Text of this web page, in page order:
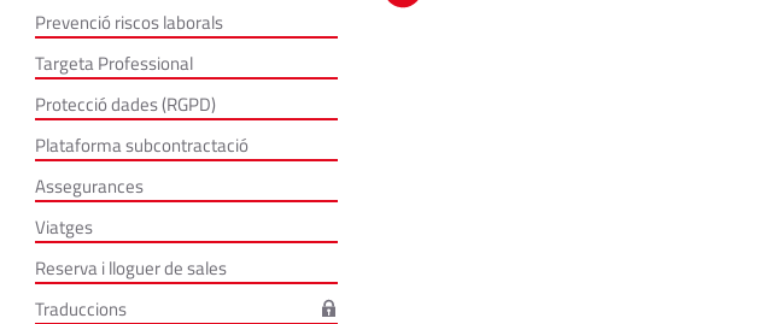
Prevenció riscos laborals
Targeta Professional
Protecció dades (RGPD)
Plataforma subcontractació
Assegurances
Viatges
Reserva i lloguer de sales
Traduccions